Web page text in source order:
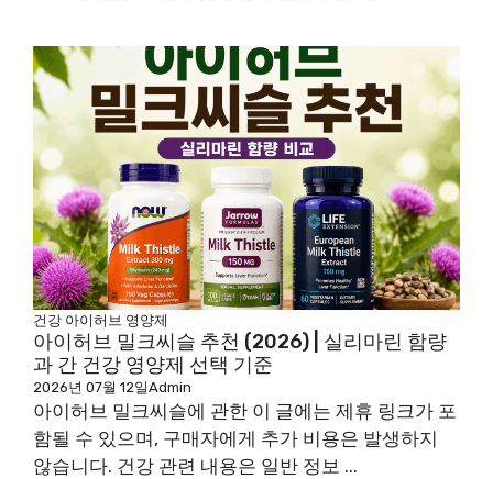
건강 아이허브 영양제
아이허브 밀크씨슬 추천 (2026) | 실리마린 함량
과 간 건강 영양제 선택 기준
2026년 07월 12일Admin
아이허브 밀크씨슬에 관한 이 글에는 제휴 링크가 포
함될 수 있으며, 구매자에게 추가 비용은 발생하지
않습니다. 건강 관련 내용은 일반 정보 ...